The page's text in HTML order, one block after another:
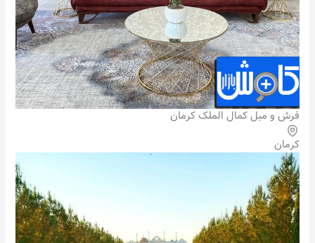
فرش و مبل کمال الملک کرمان
کرمان